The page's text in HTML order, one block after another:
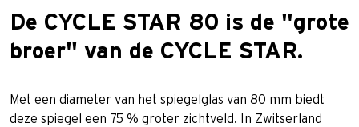
De CYCLE STAR 80 is de "grote
broer" van de CYCLE STAR.
Met een diameter van het spiegelglas van 80 mm biedt
deze spiegel een 75 % groter zichtveld. In Zwitserland